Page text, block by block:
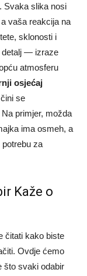
Svaka slika nosi
vaša reakcija na
sklonosti i
detalj — izraze
atmosferu
osjećaj
se
primjer, možda
ima osmeh, a
za
Kaže o
čitati kako biste
Ovdje ćemo
što svaki odabir